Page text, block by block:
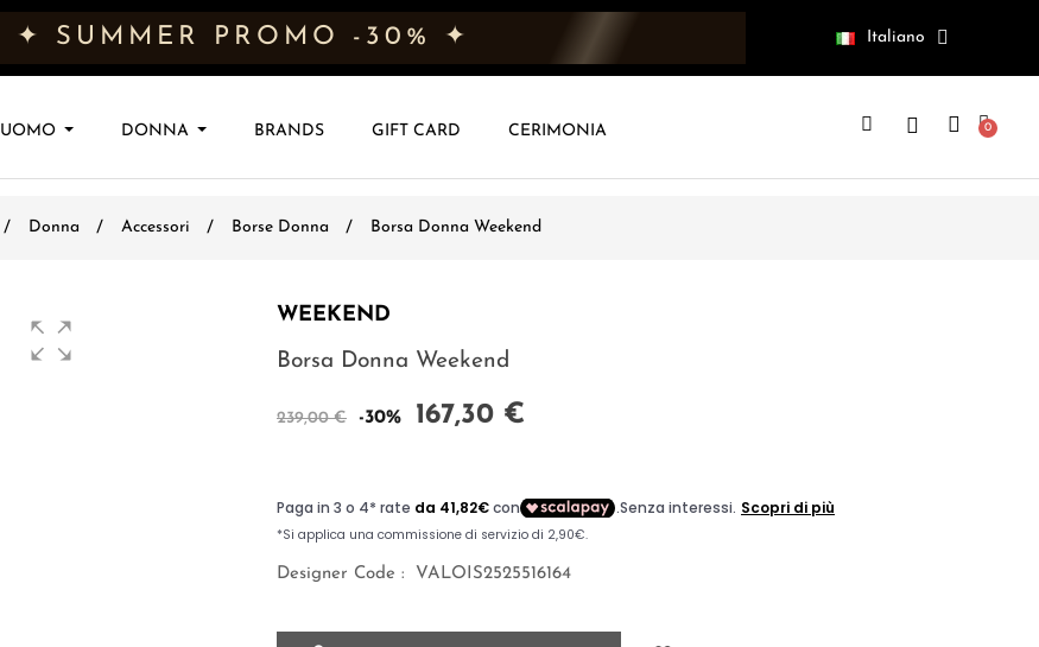
✦ SUMMER PROMO -30% ✦ Italiano
UOMO DONNA BRANDS GIFT CARD CERIMONIA
Donna Accessori Borse Donna Borsa Donna Weekend
WEEKEND
Borsa Donna Weekend
239,00 € -30% 167,30 €
Designer Code : VALOIS2525516164